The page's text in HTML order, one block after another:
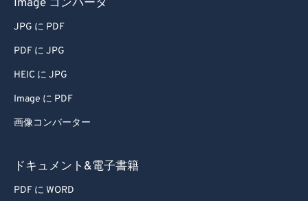
Image コンバータ
JPG に PDF
PDF に JPG
HEIC に JPG
Image に PDF
画像コンバーター
ドキュメント&電子書籍
PDF に WORD